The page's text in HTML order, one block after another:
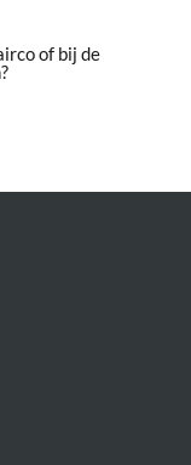
of bij de